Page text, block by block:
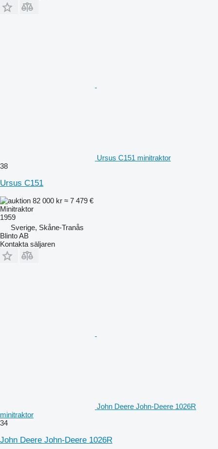
Ursus C151 minitraktor
38
Ursus C151
82 000 kr ≈ 7 479 €
Minitraktor
1959
Sverige, Skåne-Tranås
Blinto AB
Kontakta säljaren
John Deere John-Deere 1026R
minitraktor
34
John Deere John-Deere 1026R